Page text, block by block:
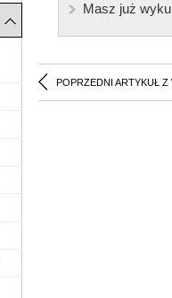
Masz już
POPRZEDNI ARTYKUŁ Z